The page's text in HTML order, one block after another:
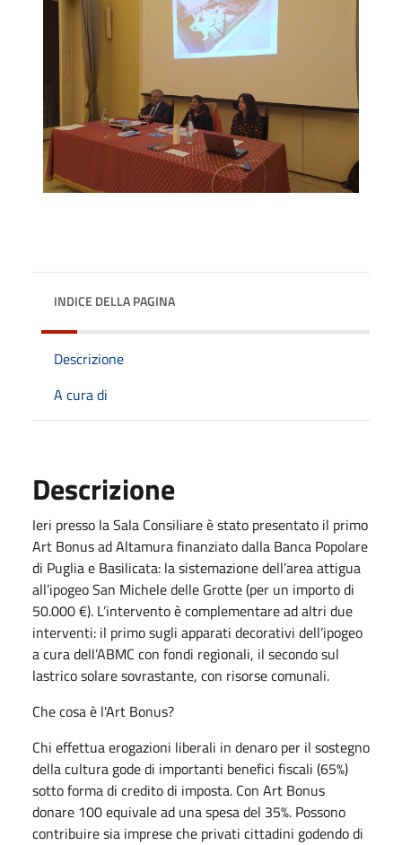
INDICE DELLA PAGINA
Descrizione
A cura di
Descrizione
Ieri presso la Sala Consiliare è stato presentato il primo
Art Bonus ad Altamura finanziato dalla Banca Popolare
di Puglia e Basilicata: la sistemazione dell’area attigua
all’ipogeo San Michele delle Grotte (per un importo di
50.000 €). L’intervento è complementare ad altri due
interventi: il primo sugli apparati decorativi dell’ipogeo
a cura dell’ABMC con fondi regionali, il secondo sul
lastrico solare sovrastante, con risorse comunali.
Che cosa è l'Art Bonus?
Chi effettua erogazioni liberali in denaro per il sostegno
della cultura gode di importanti benefici fiscali (65%)
sotto forma di credito di imposta. Con Art Bonus
donare 100 equivale ad una spesa del 35%. Possono
contribuire sia imprese che privati cittadini godendo di